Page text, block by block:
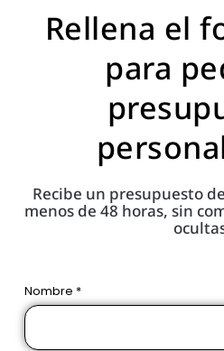
Rellena el
para
Recibe un presupuesto
menos de 48 horas, sin
Nombre *